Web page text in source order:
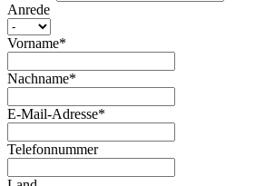
Anrede
Vorname*
Nachname*
E-Mail-Adresse*
Telefonnummer